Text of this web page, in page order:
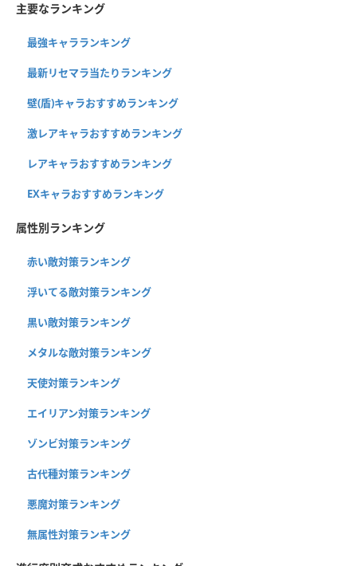
主要なランキング
最強キャラランキング
最新リセマラ当たりランキング
壁(盾)キャラおすすめランキング
激レアキャラおすすめランキング
レアキャラおすすめランキング
EXキャラおすすめランキング
属性別ランキング
赤い敵対策ランキング
浮いてる敵対策ランキング
黒い敵対策ランキング
メタルな敵対策ランキング
天使対策ランキング
エイリアン対策ランキング
ゾンビ対策ランキング
古代種対策ランキング
悪魔対策ランキング
無属性対策ランキング